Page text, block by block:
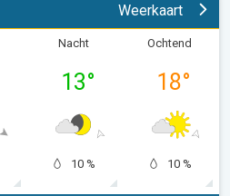
Weerkaart
Nacht
13°
10 %
Ochtend
18°
10 %